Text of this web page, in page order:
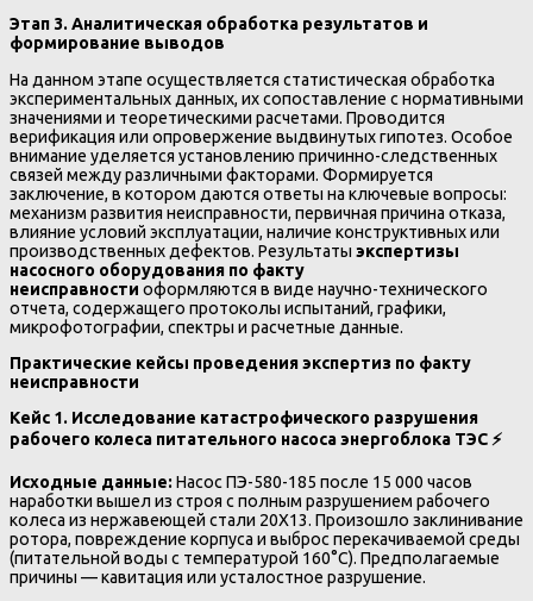
Этап 3. Аналитическая обработка результатов и
формирование выводов
На данном этапе осуществляется статистическая обработка
экспериментальных данных, их сопоставление с нормативными
значениями и теоретическими расчетами. Проводится
верификация или опровержение выдвинутых гипотез. Особое
внимание уделяется установлению причинно-следственных
связей между различными факторами. Формируется
заключение, в котором даются ответы на ключевые вопросы:
механизм развития неисправности, первичная причина отказа,
влияние условий эксплуатации, наличие конструктивных или
производственных дефектов. Результаты экспертизы
насосного оборудования по факту
неисправности оформляются в виде научно-технического
отчета, содержащего протоколы испытаний, графики,
микрофотографии, спектры и расчетные данные.
Практические кейсы проведения экспертиз по факту
неисправности
Кейс 1. Исследование катастрофического разрушения
рабочего колеса питательного насоса энергоблока ТЭС ⚡
Исходные данные:Насос ПЭ-580-185 после 15 000 часов
наработки вышел из строя с полным разрушением рабочего
колеса из нержавеющей стали 20Х13. Произошло заклинивание
ротора, повреждение корпуса и выброс перекачиваемой среды
(питательной воды с температурой 160°C). Предполагаемые
причины — кавитация или усталостное разрушение.